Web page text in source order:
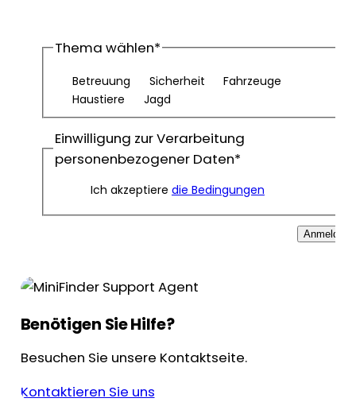
Thema wählen*
Betreuung Sicherheit
Fahrzeuge
Haustiere
Jagd
Einwilligung zur Verarbeitung
personenbezogener Daten*
Ich akzeptiere die Bedingungen
Anmelden
Benötigen Sie Hilfe?
Besuchen Sie unsere Kontaktseite.
Kontaktieren Sie uns